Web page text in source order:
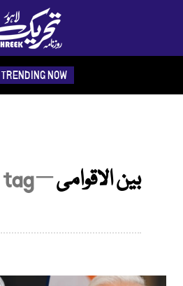
TRENDING NOW
بین الاقوامی─ tag